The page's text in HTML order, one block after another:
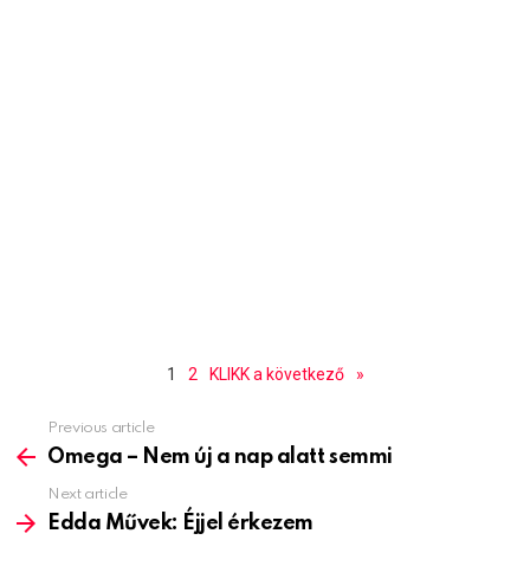
1 2 KLIKK a következő »
more
Previous article
Omega – Nem új a nap alatt semmi
Next article
Edda Művek: Éjjel érkezem